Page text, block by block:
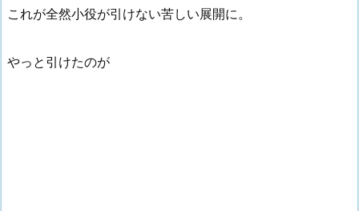
これが全然小役が引けない苦しい展開に。
やっと引けたのが